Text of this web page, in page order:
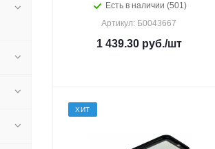
Есть в наличии (501)
Артикул: Б0043667
1 439.30руб./шт
ХИТ